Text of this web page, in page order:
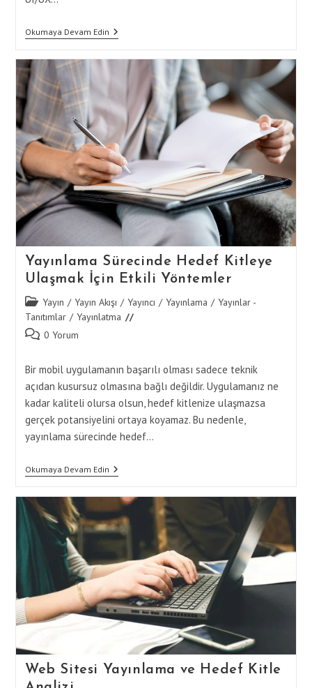
Okumaya Devam EdinYayınlama
Odaklı
Yayınlama Sürecinde Hedef Kitleye
Ulaşmak İçin Etkili Yöntemler
Post
category:
Yayın / Yayın Akışı / Yayıncı / Yayınlama / Yayınlar -
Tanıtımlar / Yayınlatma
Post 0 Yorum
Bir mobil uygulamanın başarılı olması sadece teknik
açıdan kusursuz olmasına bağlı değildir. Uygulamanız ne
kadar kaliteli olursa olsun, hedef kitlenize ulaşmazsa
gerçek potansiyelini ortaya koyamaz. Bu nedenle,
yayınlama sürecinde hedef…
Okumaya Devam EdinYayınlama
Sürecinde
Kitleye
Ulaşmak
İçin
Etkili
Web Sitesi Yayınlama ve Hedef Kitle